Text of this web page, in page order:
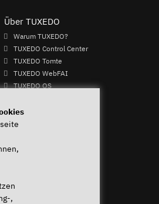
,
Über TUXEDO
Warum TUXEDO?
TUXEDO Control Center
TUXEDO Tomte
TUXEDO WebFAI
TUXEDO OS
Individuelle Logos und
Tastaturen